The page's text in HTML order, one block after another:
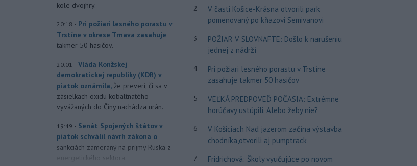
kole dvojhry.
20:18 - Pri požiari lesného porastu v
Trstíne v okrese Trnava zasahuje
takmer 50 hasičov.
20:01 - Vláda Konžskej
demokratickej republiky (KDR) v
piatok oznámila, že preverí, či sa v
zásielkach oxidu kobaltnatého
vyvážaných do Číny nachádza urán.
19:49 - Senát Spojených štátov v
piatok schválil návrh zákona o
sankciách zameraný na príjmy Ruska z
energetického sektora.
2
V časti Košice-Krásna otvorili park
pomenovaný po kňazovi Semivanovi
3
POŽIAR V SLOVNAFTE: Došlo k narušeniu
jednej z nádrží
4
Pri požiari lesného porastu v Trstíne
zasahuje takmer 50 hasičov
5
VEĽKÁ PREDPOVEĎ POČASIA: Extrémne
horúčavy ustúpili. Alebo žeby nie?
6
V Košiciach Nad jazerom začína výstavba
chodníka,otvorili aj pumptrack
7
Fridrichová: Školy vyučujúce po novom